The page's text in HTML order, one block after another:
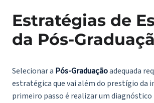
Estratégias de
da Pós-
Selecionar a Pós-Graduaçãoadequada
estratégica que vai além do prestígio da
primeiro passo é realizar um diagnóstico